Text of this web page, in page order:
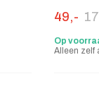
. 49,-
Op
Alleen zelf